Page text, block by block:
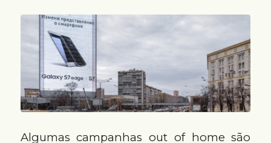
Algumas campanhas out of home são